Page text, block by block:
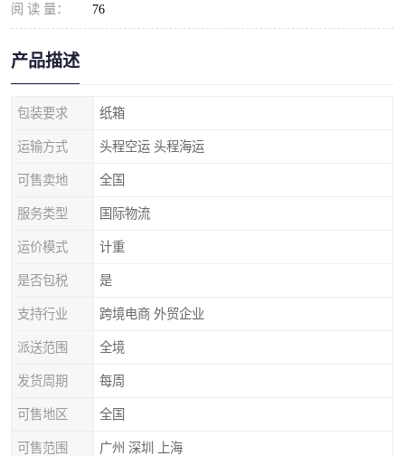
阅 读 量： 76
产品描述
包装要求 纸箱
运输方式 头程空运 头程海运
可售卖地 全国
服务类型 国际物流
运价模式 计重
是否包税 是
支持行业 跨境电商 外贸企业
派送范围 全境
发货周期 每周
可售地区 全国
可售范围 广州 深圳 上海